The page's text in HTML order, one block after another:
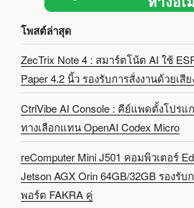
โพสต์ล่าสุด
ZecTrix Note 4 : สมาร์ตโน้ต AI ใช้
Paper 4.2 นิ้ว รองรับการสั่งงานด้วยเสีย
CtrlVibe AI Console : คีย์แพดตั้งโปรแ
ทางเลือกแทน OpenAI Codex Micro
reComputer Mini J501 คอมพิวเตอร์
Jetson AGX Orin 64GB/32GB รองรับ
พอร์ต FAKRA คู่